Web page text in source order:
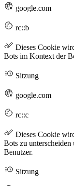
google.com
rc::b
Dieses Cookie
Bots im Kontext der
Sitzung
google.com
rc::c
Dieses Cookie
Bots zu
Benutzer.
Sitzung